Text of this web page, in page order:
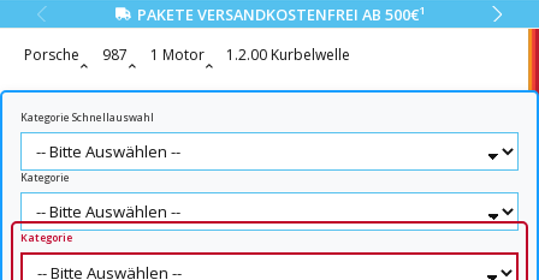
PAKETE VERSANDKOSTENFREI AB 500€1
Porsche 987 1 Motor 1.2.00 Kurbelwelle
Kategorie Schnellauswahl
Kategorie
Kategorie